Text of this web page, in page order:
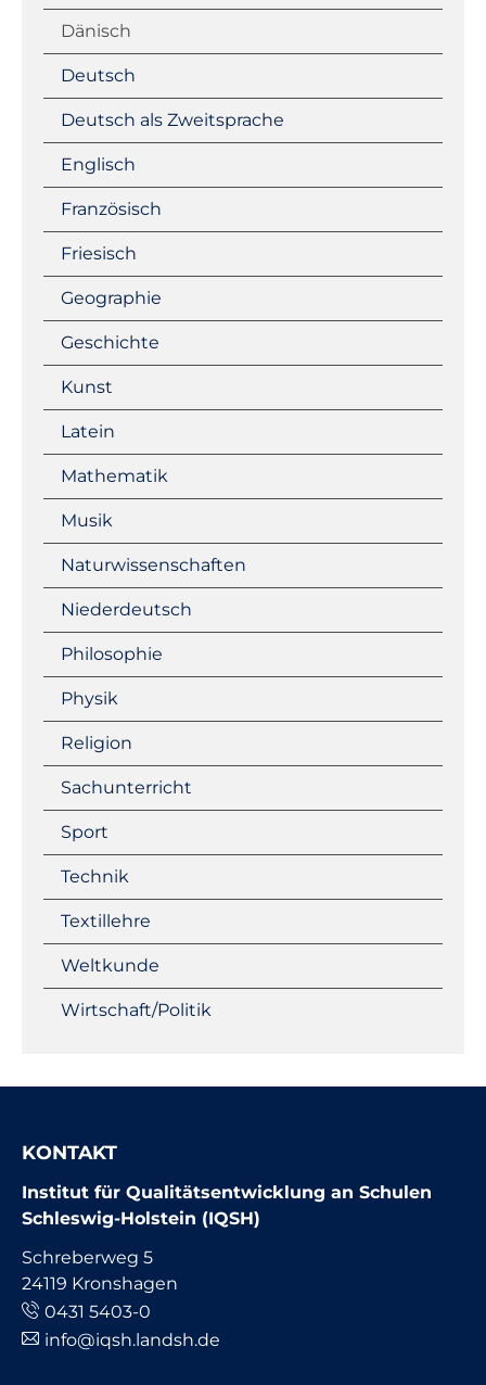
Dänisch
Deutsch
Deutsch als Zweitsprache
Englisch
Französisch
Friesisch
Geographie
Geschichte
Kunst
Latein
Mathematik
Musik
Naturwissenschaften
Niederdeutsch
Philosophie
Physik
Religion
Sachunterricht
Sport
Technik
Textillehre
Weltkunde
Wirtschaft/Politik
KONTAKT
Institut für Qualitätsentwicklung an Schulen
Schleswig-Holstein (IQSH)
Schreberweg 5
24119 Kronshagen
0431 5403-0
info@iqsh.landsh.de